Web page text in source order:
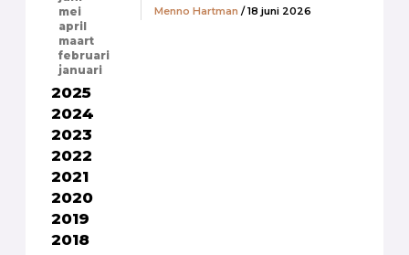
mei
april
maart
februari
januari
2025
2024
2023
2022
2021
2020
2019
2018
Menno Hartman / 18 juni 2026